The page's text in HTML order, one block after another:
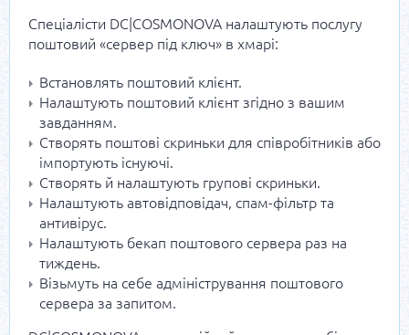
Спеціалісти DC|COSMONOVA налаштують послугу
поштовий «сервер під ключ» в хмарі:
Встановлять поштовий клієнт.
Налаштують поштовий клієнт згідно з вашим
завданням.
Створять поштові скриньки для співробітників або
імпортують існуючі.
Створять й налаштують групові скриньки.
Налаштують автовідповідач, спам-фільтр та
антивірус.
Налаштують бекап поштового сервера раз на
тиждень.
Візьмуть на себе адміністрування поштового
сервера за запитом.